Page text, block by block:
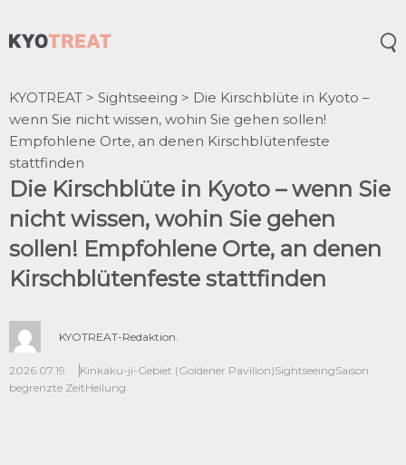
KYOTREAT > Sightseeing > Die Kirschblüte in Kyoto –
wenn Sie nicht wissen, wohin Sie gehen sollen!
Empfohlene Orte, an denen Kirschblütenfeste
stattfinden
Die Kirschblüte in Kyoto – wenn Sie
nicht wissen, wohin Sie gehen
sollen! Empfohlene Orte, an denen
Kirschblütenfeste stattfinden
KYOTREAT-Redaktion.
2026.07.19 Kinkaku-ji-Gebiet (Goldener Pavillon)SightseeingSaison
begrenzte ZeitHeilung